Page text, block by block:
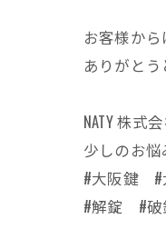
お客様か
ありがとう
NATY 株式
少しのお
#大阪鍵 #
#解錠 #破